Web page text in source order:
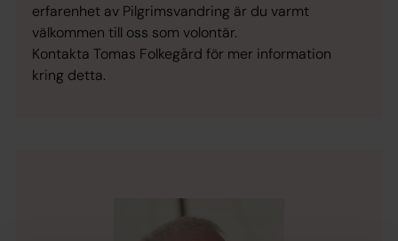
erfarenhet av Pilgrimsvandring är du varmt
välkommen till oss som volontär.
Kontakta Tomas Folkegård för mer information
kring detta.